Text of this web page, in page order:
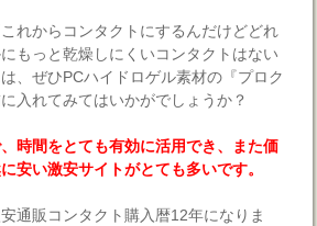
れからコンタクトにするんだけどどれ
もっと乾燥しにくいコンタクトはない
、ぜひPCハイドロゲル素材の『プロク
入れてみてはいかがでしょうか？
時間をとても有効に活用でき、また価
安い激安サイトがとても多いです。
通販コンタクト購入暦12年になりま